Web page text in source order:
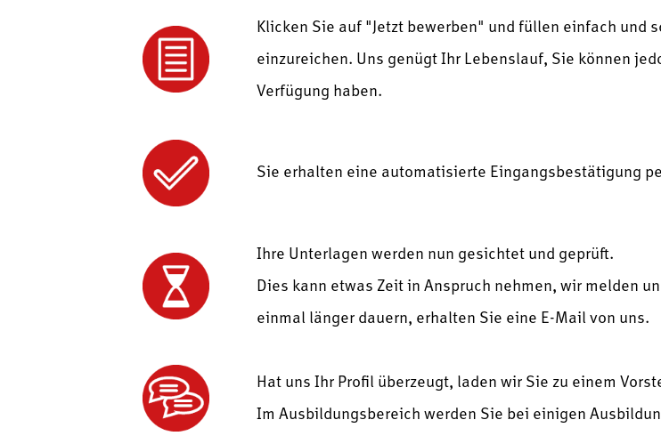
Klicken Sie auf "Jetzt bewerben" und füllen einfach und
einzureichen. Uns genügt Ihr Lebenslauf, Sie können
Verfügung haben.
Sie erhalten eine automatisierte Eingangsbestätigung
Ihre Unterlagen werden nun gesichtet und geprüft.
Dies kann etwas Zeit in Anspruch nehmen, wir melden
einmal länger dauern, erhalten Sie eine E-Mail von uns.
Hat uns Ihr Profil überzeugt, laden wir Sie zu einem
Im Ausbildungsbereich werden Sie bei einigen